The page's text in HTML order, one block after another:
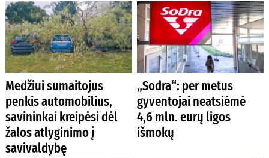
Medžiui sumaitojus
penkis automobilius,
savininkai kreipėsi dėl
žalos atlyginimo į
savivaldybę
„Sodra“: per metus
gyventojai neatsiėmė
4,6 mln. eurų ligos
išmokų